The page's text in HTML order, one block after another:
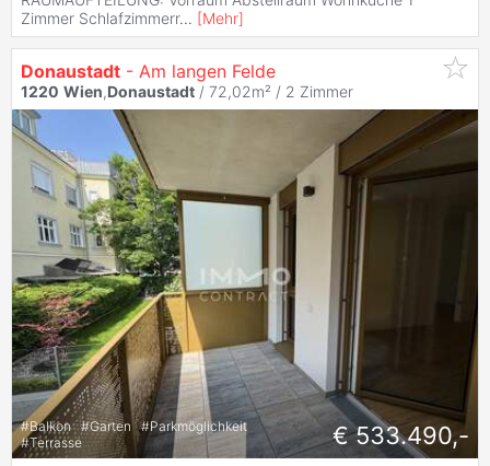
Zimmer Schlafzimmerr... [Mehr]
Donaustadt - Am langen Felde
1220 Wien,Donaustadt / 72,02m² / 2 Zimmer
#Balkon #Garten #Parkmöglichkeit
#Terrasse € 533.490,-